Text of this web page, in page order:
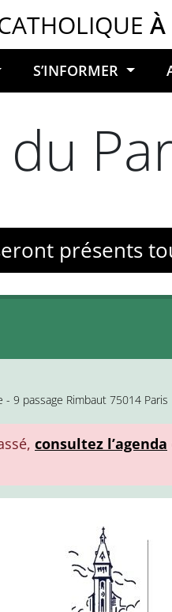
À
S’INFORMER
du
présents
9 passage Rimbaut 75014 Paris
consultez l’agenda